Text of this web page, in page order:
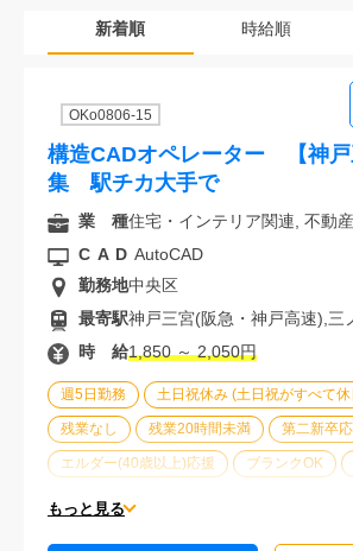
0120-630-660 大 阪
電話受付：平日 9:15～
新着順 時給順
OKo0806-15
構造CADオペレーター 【神戸
集 駅チカ大手で
週5日勤務 土日祝休み (土日祝がすべて
残業なし 残業20時間未満 第二新卒
エルダー(40歳以上)応援 ブランクOK
大手企業
もっと見る
業 種住宅・インテリア関連, 不動
CAD AutoCAD
勤務地中央区
最寄駅神戸三宮(阪急・神戸高速),三
時 給1,850 ～ 2,050円